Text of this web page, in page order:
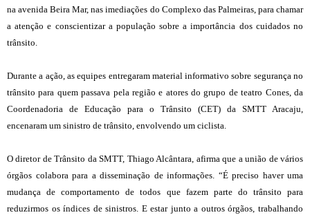
na avenida Beira Mar, nas imediações do Complexo das Palmeiras, para chamar
a atenção e conscientizar a população sobre a importância dos cuidados no
trânsito.
Durante a ação, as equipes entregaram material informativo sobre segurança no
trânsito para quem passava pela região e atores do grupo de teatro Cones, da
Coordenadoria de Educação para o Trânsito (CET) da SMTT Aracaju,
encenaram um sinistro de trânsito, envolvendo um ciclista.
O diretor de Trânsito da SMTT, Thiago Alcântara, afirma que a união de vários
órgãos colabora para a disseminação de informações. “É preciso haver uma
mudança de comportamento de todos que fazem parte do trânsito para
reduzirmos os índices de sinistros. E estar junto a outros órgãos, trabalhando